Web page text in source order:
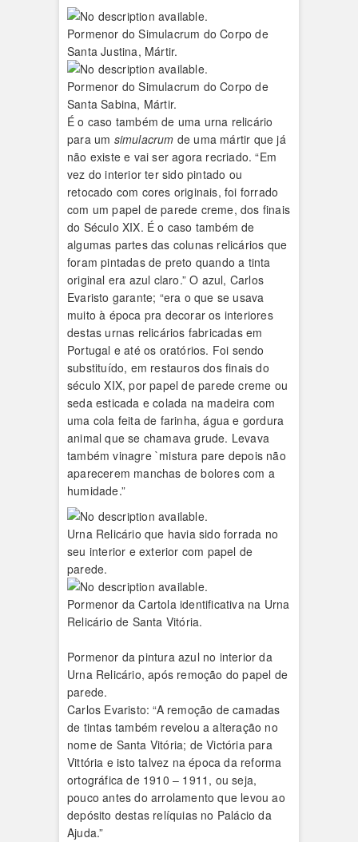
Pormenor do Simulacrum do Corpo de
Santa Justina, Mártir.
Pormenor do Simulacrum do Corpo de
Santa Sabina, Mártir.
É o caso também de uma urna relicário
para um simulacrum de uma mártir que já
não existe e vai ser agora recriado. “Em
vez do interior ter sido pintado ou
retocado com cores originais, foi forrado
com um papel de parede creme, dos finais
do Século XIX. É o caso também de
algumas partes das colunas relicários que
foram pintadas de preto quando a tinta
original era azul claro.” O azul, Carlos
Evaristo garante; “era o que se usava
muito à época pra decorar os interiores
destas urnas relicários fabricadas em
Portugal e até os oratórios. Foi sendo
substituído, em restauros dos finais do
século XIX, por papel de parede creme ou
seda esticada e colada na madeira com
uma cola feita de farinha, água e gordura
animal que se chamava grude. Levava
também vinagre `mistura pare depois não
aparecerem manchas de bolores com a
humidade.”
Urna Relicário que havia sido forrada no
seu interior e exterior com papel de
parede.
Pormenor da Cartola identificativa na Urna
Relicário de Santa Vitória.
Pormenor da pintura azul no interior da
Urna Relicário, após remoção do papel de
parede.
Carlos Evaristo: “A remoção de camadas
de tintas também revelou a alteração no
nome de Santa Vitória; de Victória para
Vittória e isto talvez na época da reforma
ortográfica de 1910 – 1911, ou seja,
pouco antes do arrolamento que levou ao
depósito destas relíquias no Palácio da
Ajuda.”